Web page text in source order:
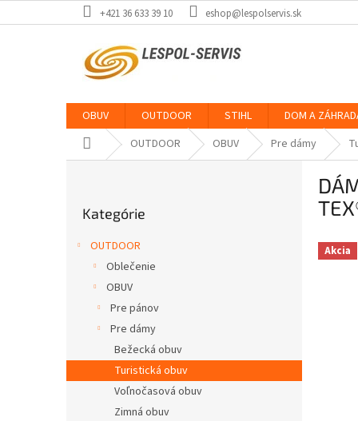
na
+421 36 633 39 10 eshop@lespolservis.sk
OBUV OUTDOOR STIHL DOM A
Domov OUTDOOR OBUV Pre dámy
kategórie
Kategórie
OUTDOOR
Oblečenie
OBUV
Pre pánov
Pre dámy
Bežecká obuv
Turistická obuv
Voľnočasová obuv
Zimná obuv
Akcia